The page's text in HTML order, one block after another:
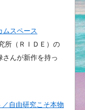
ムスペース
所（ＲＩＤＥ）の
さんが新作を持っ
自由研究こそ本物